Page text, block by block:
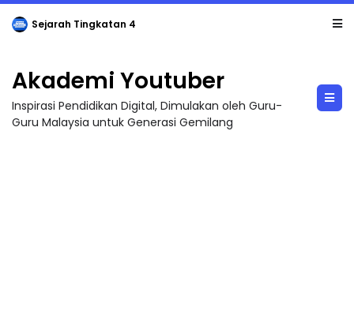
Sejarah Tingkatan 4
Akademi Youtuber
Inspirasi Pendidikan Digital, Dimulakan oleh Guru-
Guru Malaysia untuk Generasi Gemilang